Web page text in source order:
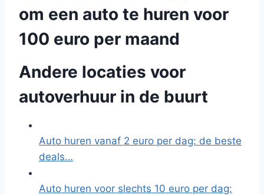
om een auto te huren voor
100 euro per maand
Andere locaties voor
autoverhuur in de buurt
Auto huren vanaf 2 euro per dag: de beste
deals…
Auto huren voor slechts 10 euro per dag: